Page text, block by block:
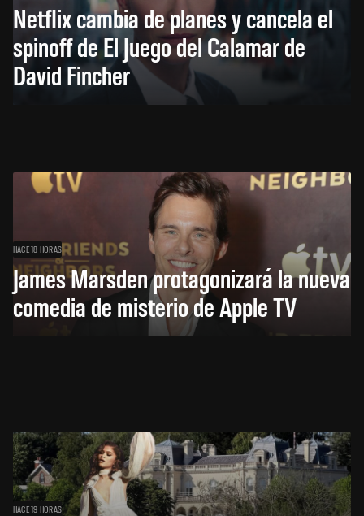
Netflix cambia de planes y cancela el
spinoff de El Juego del Calamar de
David Fincher
HACE 18 HORAS
James Marsden protagonizará la nueva
comedia de misterio de Apple TV
HACE 19 HORAS